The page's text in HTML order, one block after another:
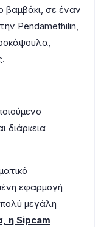
βαμβάκι, σε έναν
Pendamethilin,
διάρκεια
εφαρμογή
μεγάλη
η Sipcam